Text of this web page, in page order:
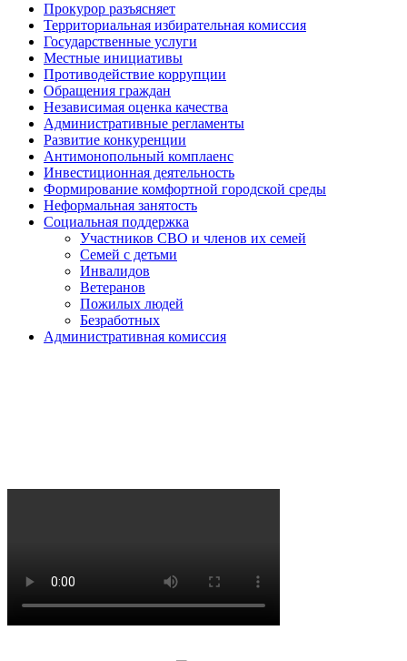
Прокурор разъясняет
Территориальная избирательная комиссия
Государственные услуги
Местные инициативы
Противодействие коррупции
Обращения граждан
Независимая оценка качества
Административные регламенты
Развитие конкуренции
Антимонопольный комплаенс
Инвестиционная деятельность
Формирование комфортной городской среды
Неформальная занятость
Социальная поддержка
Участников СВО и членов их семей
Семей с детьми
Инвалидов
Ветеранов
Пожилых людей
Безработных
Административная комиссия